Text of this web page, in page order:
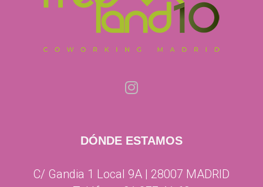
DÓNDE ESTAMOS
C/ Gandia 1 Local 9A | 28007 MADRID